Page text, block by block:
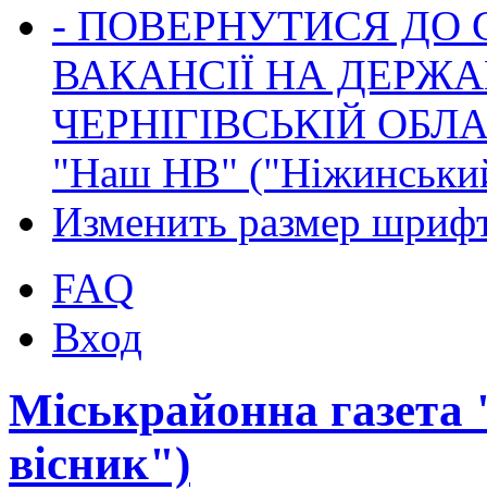
- ПОВЕРНУТИСЯ ДО
ВАКАНСІЇ НА
ЧЕРНІГІВСЬКІЙ
"Наш НВ"
Изменить размер
FAQ
Вход
Міськрайонна
вісник")